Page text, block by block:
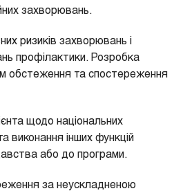
захворювань.
ризиків захворювань і
профілактики. Розробка
обстеження та спостереження
щодо національних
виконання інших функцій
або до програми.
за неускладненою